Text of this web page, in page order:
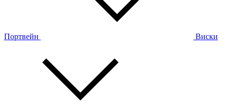
Портвейн Виски